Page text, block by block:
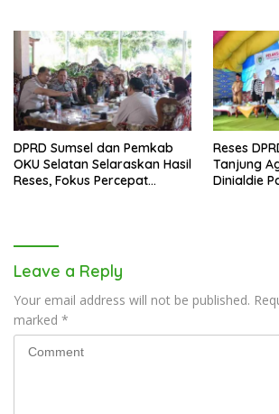
DPRD Sumsel dan Pemkab
OKU Selatan Selaraskan Hasil
Reses, Fokus Percepat
Reses
Tanjung
Dinialdie
Leave a Reply
Your email address will not be published.
marked *